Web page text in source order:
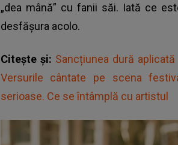
„dea mână” cu fanii săi. Iată ce
desfășura acolo.
Citește și: Sancțiunea dură
Versurile cântate pe scena
serioase. Ce se întâmplă cu artistul